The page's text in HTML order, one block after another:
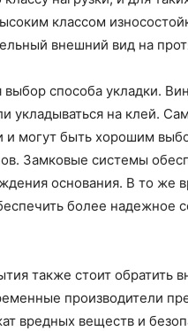
классом
внешний вид на
способа укладки.
укладываться на клей.
и могут быть хорошим
Замковые системы
основания. В то же
более надежное
также стоит обратить
производители
вредных веществ и